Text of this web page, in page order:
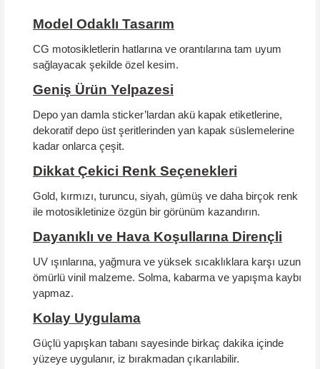
Model Odaklı Tasarım
CG motosikletlerin hatlarına ve orantılarına tam uyum
sağlayacak şekilde özel kesim.
Geniş Ürün Yelpazesi
Depo yan damla sticker’lardan akü kapak etiketlerine,
dekoratif depo üst şeritlerinden yan kapak süslemelerine
kadar onlarca çeşit.
Dikkat Çekici Renk Seçenekleri
Gold, kırmızı, turuncu, siyah, gümüş ve daha birçok renk
ile motosikletinize özgün bir görünüm kazandırın.
Dayanıklı ve Hava Koşullarına Dirençli
UV ışınlarına, yağmura ve yüksek sıcaklıklara karşı uzun
ömürlü vinil malzeme. Solma, kabarma ve yapışma kaybı
yapmaz.
Kolay Uygulama
Güçlü yapışkan tabanı sayesinde birkaç dakika içinde
yüzeye uygulanır, iz bırakmadan çıkarılabilir.